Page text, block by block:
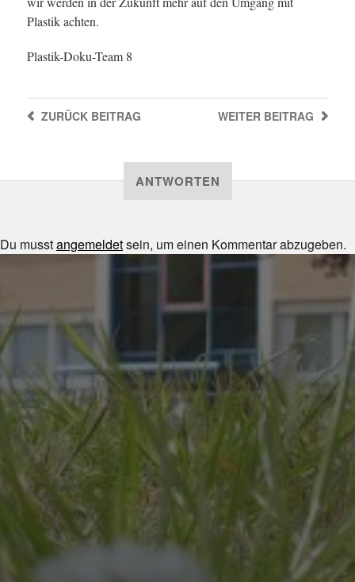
Plastik achten.
Plastik-Doku-Team 8
WEITER BEITRAG
ZURÜCKBEITRAG
ANTWORTEN
Du musstangemeldetsein, um einen Kommentar abzugeben.
JULI 8, 2026
UNSER SCHUL-/SPORTFEST
2026